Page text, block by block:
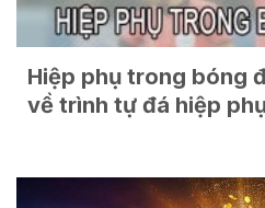
Hiệp phụ trong bóng
về trình tự đá hiệp